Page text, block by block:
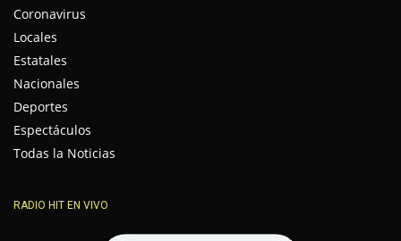
Coronavirus
Locales
Estatales
Nacionales
Deportes
Espectáculos
Todas la Noticias
RADIO HIT EN VIVO